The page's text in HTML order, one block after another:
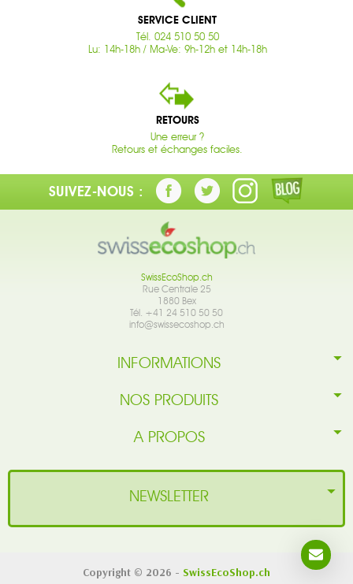
SERVICE CLIENT
Tél. 024 510 50 50
Lu: 14h-18h / Ma-Ve: 9h-12h et 14h-18h
RETOURS
Une erreur ?
Retours et échanges faciles.
SUIVEZ-NOUS :
SwissEcoShop.ch
Rue Centrale 25
1880 Bex
Tél. +41 24 510 50 50
info@swissecoshop.ch
INFORMATIONS
NOS PRODUITS
A PROPOS
NEWSLETTER
Copyright © 2026 - SwissEcoShop.ch